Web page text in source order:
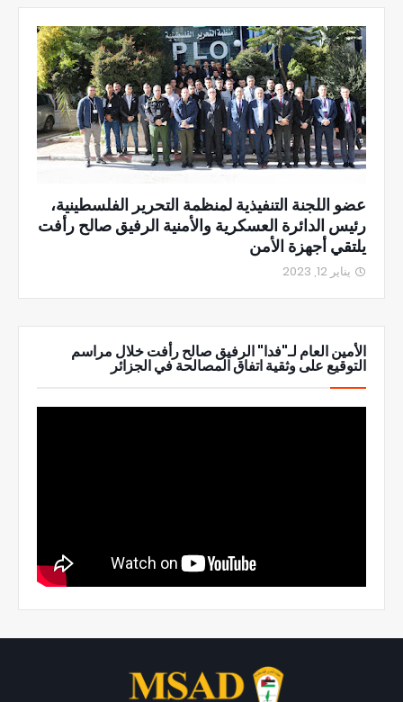
عضو اللجنة التنفيذية لمنظمة التحرير الفلسطينية،
رئيس الدائرة العسكرية والأمنية الرفيق صالح رأفت
يلتقي أجهزة الأمن
يناير 12, 2023
الأمين العام لـ"فدا" الرفيق صالح رأفت خلال مراسم
التوقيع على وثقية اتفاق المصالحة في الجزائر